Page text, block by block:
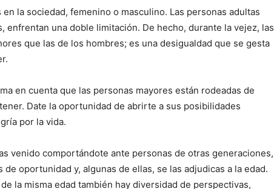
la sociedad, femenino o masculino. Las personas adultas
enfrentan una doble limitación. De hecho, durante la vejez, las
que las de los hombres; es una desigualdad que se gesta
en cuenta que las personas mayores están rodeadas de
Date la oportunidad de abrirte a sus posibilidades
por la vida.
venido comportándote ante personas de otras generaciones,
oportunidad y, algunas de ellas, se las adjudicas a la edad.
la misma edad también hay diversidad de perspectivas,